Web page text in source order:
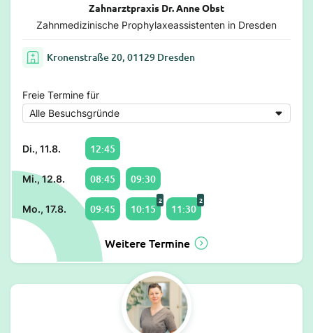
Zahnarztpraxis Dr. Anne Obst
Zahnmedizinische Prophylaxeassistenten in Dresden
Kronenstraße 20, 01129 Dresden
Freie Termine für
Di., 11.8. 12:45
Mi., 12.8. 08:45 09:30
Mo., 17.8. 09:45 10:15
2
11:30
2
Weitere Termine